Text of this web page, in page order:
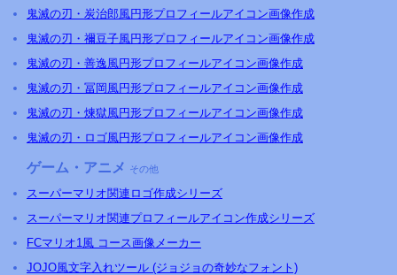
鬼滅の刃・炭治郎風円形プロフィールアイコン画像作成
鬼滅の刃・禰豆子風円形プロフィールアイコン画像作成
鬼滅の刃・善逸風円形プロフィールアイコン画像作成
鬼滅の刃・冨岡風円形プロフィールアイコン画像作成
鬼滅の刃・煉獄風円形プロフィールアイコン画像作成
鬼滅の刃・ロゴ風円形プロフィールアイコン画像作成
ゲーム・アニメ その他
スーパーマリオ関連ロゴ作成シリーズ
スーパーマリオ関連プロフィールアイコン作成シリーズ
FCマリオ1風 コース画像メーカー
JOJO風文字入れツール (ジョジョの奇妙なフォント)